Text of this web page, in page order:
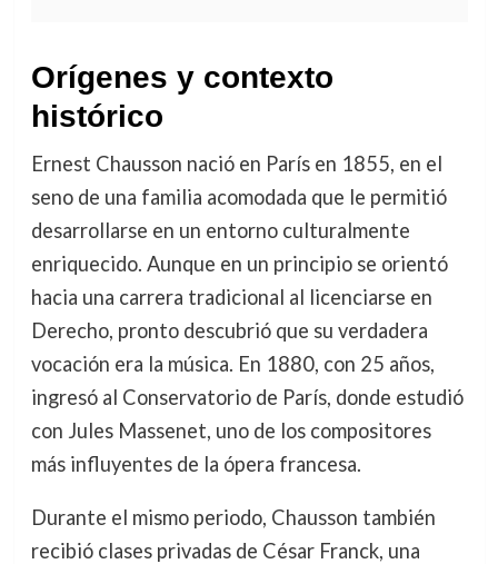
Orígenes y contexto
histórico
Ernest Chausson nació en París en 1855, en el
seno de una familia acomodada que le permitió
desarrollarse en un entorno culturalmente
enriquecido. Aunque en un principio se orientó
hacia una carrera tradicional al licenciarse en
Derecho, pronto descubrió que su verdadera
vocación era la música. En 1880, con 25 años,
ingresó al Conservatorio de París, donde estudió
con Jules Massenet, uno de los compositores
más influyentes de la ópera francesa.
Durante el mismo periodo, Chausson también
recibió clases privadas de César Franck, una